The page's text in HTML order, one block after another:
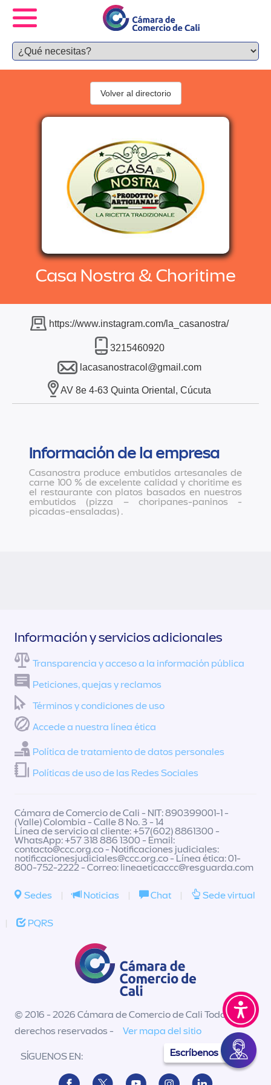
Casa Nostra & Choritime
Volver al directorio
https://www.instagram.com/la_casanostra/
3215460920
lacasanostracol@gmail.com
AV 8e 4-63 Quinta Oriental, Cúcuta
Información de la empresa
Casanostra produce embutidos artesanales de
carne 100 % de excelente calidad y choritime es
el restaurante con platos basados en nuestros
embutidos (pizza – choripanes-paninos -
picadas-ensaladas) .
Escríbenos
Información y servicios adicionales
Transparencia y acceso a la información pública
Peticiones, quejas y reclamos
Términos y condiciones de uso
Accede a nuestra línea ética
Política de tratamiento de datos personales
Políticas de uso de las Redes Sociales
Cámara de Comercio de Cali - NIT: 890399001-1 -
(Valle) Colombia - Calle 8 No. 3 - 14
Línea de servicio al cliente: +57(602) 8861300 -
WhatsApp: +57 318 886 1300 - Email:
contacto@ccc.org.co- Notificaciones judiciales:
notificacionesjudiciales@ccc.org.co- Línea ética: 01-
800-752-2222 - Correo: lineaeticaccc@resguarda.com
Sedes | Noticias | Chat | Sede virtual
| PQRS
© 2016 - 2026 Cámara de Comercio de Cali Todos los
derechos reservados -
Ver mapa del sitio
SÍGUENOS EN: